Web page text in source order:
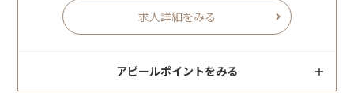
求人詳細をみる
アピールポイントをみる